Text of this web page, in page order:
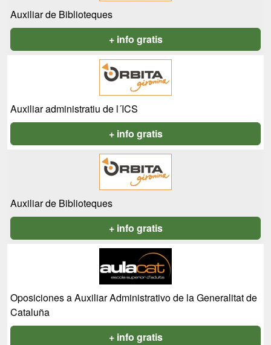
Auxiliar de Biblioteques
+ info gratis
Auxiliar administratiu de l´ICS
+ info gratis
Auxiliar de Biblioteques
+ info gratis
Oposiciones a Auxiliar Administrativo de la Generalitat de
Cataluña
+ info gratis